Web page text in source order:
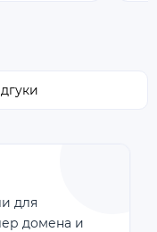
для
домена и